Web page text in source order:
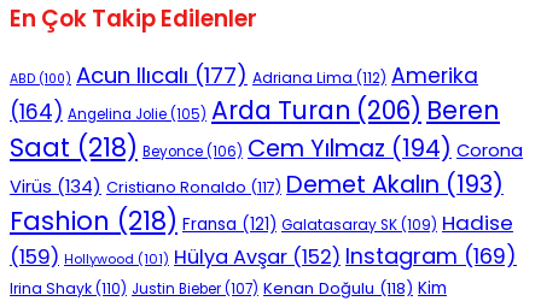
En Çok Takip Edilenler
ABD (100) Acun Ilıcalı (177) Adriana Lima (112) Amerika
(164) Angelina Jolie(105) Arda Turan (206) Beren
Saat (218) Beyonce(106) Cem Yılmaz (194) Corona
Virüs (134) Cristiano Ronaldo (117) Demet Akalın (193)
Fashion (218) Fransa (121) Galatasaray SK(109) Hadise
(159) Hollywood (101) Hülya Avşar (152) Instagram (169)
Irina Shayk(110) Justin Bieber(107) Kenan Doğulu (118) Kim